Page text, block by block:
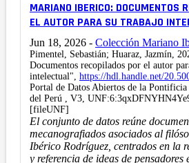
MARIANO IBERICO: DOCUMENTOS
EL AUTOR PARA SU TRABAJO
Jun 18, 2026 - Colección Mariano
Pimentel, Sebastián; Huaraz, Jazmín,
Documentos recopilados por el autor
intelectual", https://hdl.handle.net/
Portal de Datos Abiertos de la
del Perú , V3,
[fileUNF]
El conjunto de datos reúne
mecanografiados asociados al
Ibérico Rodríguez, centrados en la
y referencia de ideas de pensadores